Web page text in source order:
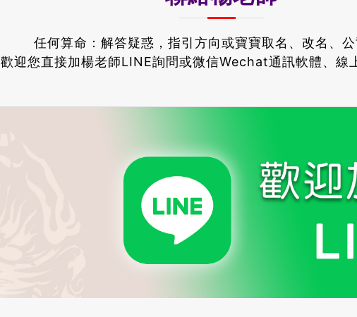
任何算命：解答疑惑，指引方向或寶寶取名、改名、公
歡迎您直接加楊老師LINE詢問或微信Wechat通訊軟體、線